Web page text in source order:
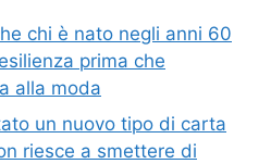
chi è nato negli anni 60
prima che
alla moda
un nuovo tipo di carta
riesce a smettere di